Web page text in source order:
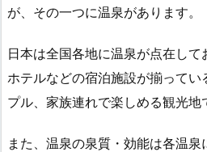
が、その一つに温泉があります。
日本は全国各地に温泉が点在して
ホテルなどの宿泊施設が揃ってい
プル、家族連れで楽しめる観光地
また、温泉の泉質・効能は各温